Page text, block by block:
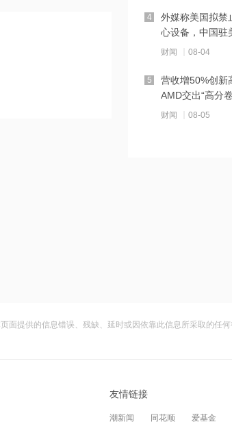
10:05
华润新能源：从
10:04
DeepSeek拟上
整合提速，旺季
10:01
外媒称美国拟禁
心设备，中国驻
财闻 08-04
4
营收增50%创新
AMD交出“高分
财闻 08-05
5
财闻早知道丨
DeepSeek又打
财闻 08-05
提供的信息错误、残缺、延时或因依靠此信息所采取的任
友情链接
潮新闻 同花顺 爱基金